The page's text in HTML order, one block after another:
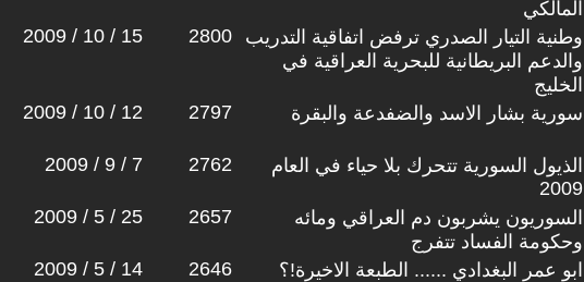
المالكي
2009 / 10 / 15 2800
وطنية التيار الصدري ترفض اتفاقية التدريب
والدعم البريطانية للبحرية العراقية في
الخليج
2009 / 10 / 12 2797 سورية بشار الاسد والضفدعة والبقرة
2009 / 9 / 7 2762
الذيول السورية تتحرك بلا حياء في العام
2009
2009 / 5 / 25 2657
السوريون يشربون دم العراقي ومائه
وحكومة الفساد تتفرج
2009 / 5 / 14 2646 ابو عمر البغدادي ...... الطبعة الاخيرة!؟